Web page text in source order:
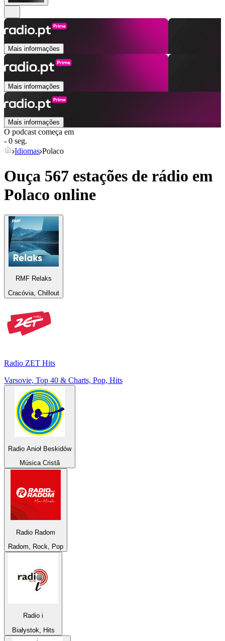
Mais informações
Mais informações
Mais informações
O podcast começa em
- 0 seg.
Idiomas Polaco
Ouça 567 estações de rádio em
Polaco online
RMF Relaks
Cracóvia, Chillout
Radio ZET Hits
Varsovie, Top 40 & Charts, Pop, Hits
Radio Anioł Beskidów
Música Cristã
Radio Radom
Radom, Rock, Pop
Radio i
Białystok, Hits